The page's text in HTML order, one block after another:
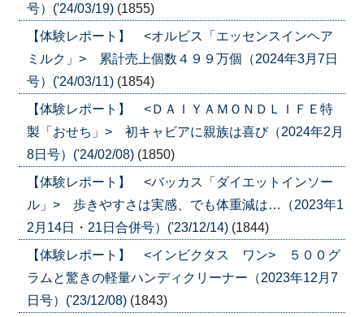
号）('24/03/19) (1855)
【体験レポート】 <オルビス「エッセンスインヘア
ミルク」> 累計売上個数４９９万個（2024年3月7日
号）('24/03/11) (1854)
【体験レポート】 <ＤＡＩＹＡＭＯＮＤＬＩＦＥ特
製「おせち」> 初キャビアに親族は喜び（2024年2月
8日号）('24/02/08) (1850)
【体験レポート】 <バッカス「ダイエットインソー
ル」> 歩きやすさは実感、でも体重減は…（2023年1
2月14日・21日合併号）('23/12/14) (1844)
【体験レポート】 <インビクタス ワン> ５００グ
ラムと驚きの軽量ハンディクリーナー（2023年12月7
日号）('23/12/08) (1843)